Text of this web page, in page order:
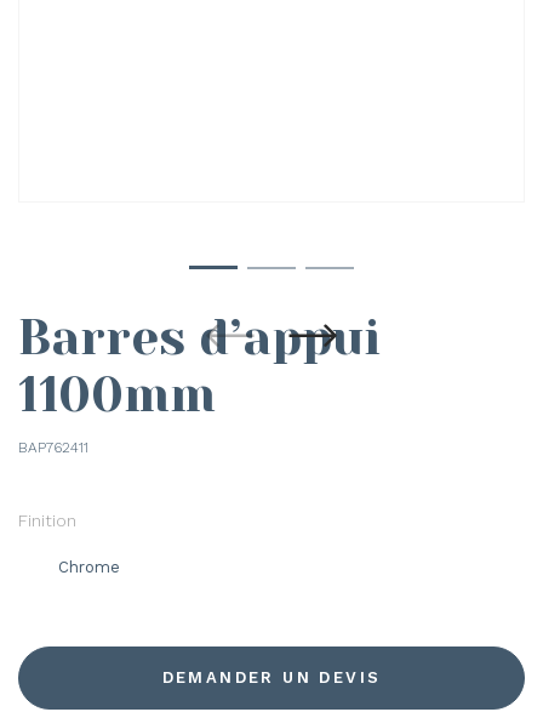
Barres d’appui
1100mm
BAP762411
Finition
Chrome
DEMANDER UN DEVIS